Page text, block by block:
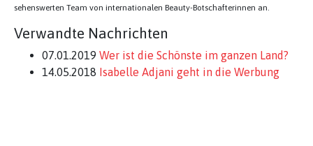
sehenswerten Team von internationalen Beauty-Botschafterinnen an.
Verwandte Nachrichten
07.01.2019 Wer ist die Schönste im ganzen Land?
14.05.2018 Isabelle Adjani geht in die Werbung